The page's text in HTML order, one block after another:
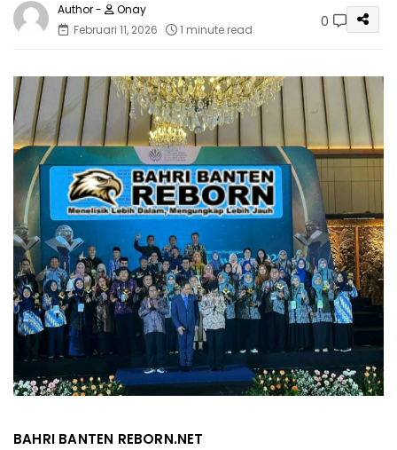
Onay
Februari 11, 2026
1 minute read 0
BAHRI BANTEN REBORN.NET